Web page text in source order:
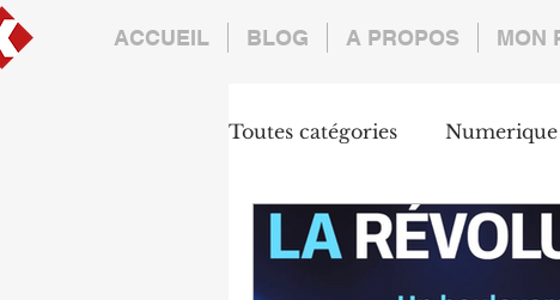
ACCUEIL BLOG A PROPOS MON
Toutes catégories Numerique
Formation Management